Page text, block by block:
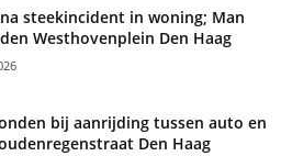
steekincident in woning; Man
Westhovenplein Den Haag
bij aanrijding tussen auto en
Den Haag